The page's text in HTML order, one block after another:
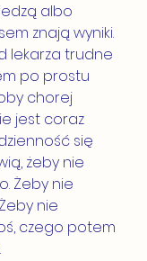
albo
znają wyniki.
lekarza trudne
po prostu
chorej
jest coraz
się
żeby nie
Żeby nie
nie
czego potem